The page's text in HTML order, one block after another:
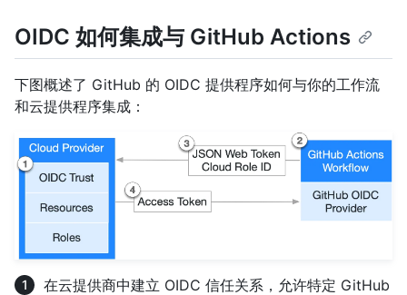
OIDC 如何集成与 GitHub Actions
下图概述了 GitHub 的 OIDC 提供程序如何与你的工作流
和云提供程序集成：
在云提供商中建立 OIDC 信任关系，允许特定 GitHub